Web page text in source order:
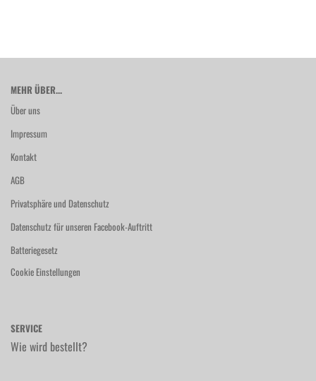
MEHR ÜBER...
Über uns
Impressum
Kontakt
AGB
Privatsphäre und Datenschutz
Datenschutz für unseren Facebook-Auftritt
Batteriegesetz
Cookie Einstellungen
SERVICE
Wie wird bestellt?